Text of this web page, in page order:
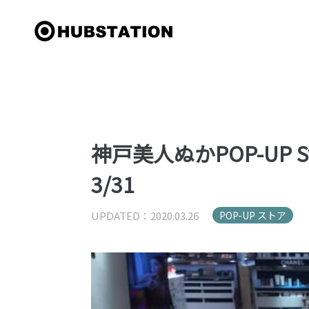
神戸美人ぬかPOP-UP
3/31
UPDATED：2020.03.26 POP-UP ストア